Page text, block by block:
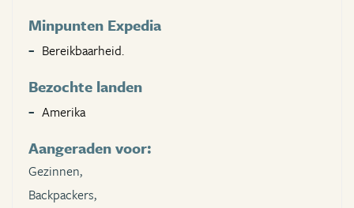
Minpunten Expedia
Bereikbaarheid.
Bezochte landen
Amerika
Aangeraden voor:
Gezinnen,
Backpackers,